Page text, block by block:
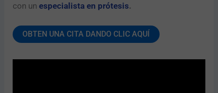
con unespecialista en prótesis.
OBTEN UNA CITA DANDO CLIC AQUÍ